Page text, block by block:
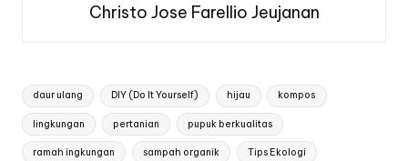
Christo Jose Farellio Jeujanan
Tags:
daur ulang DIY (Do It Yourself) hijau kompos
lingkungan pertanian pupuk berkualitas
ramah ingkungan sampah organik Tips Ekologi